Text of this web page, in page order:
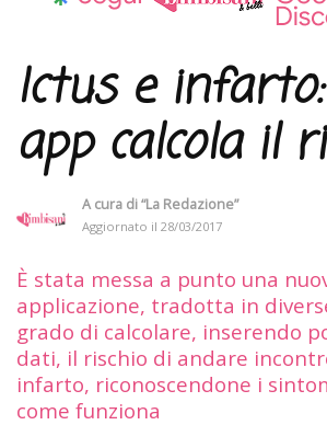
Ictus e
app calcola il
A cura di“La Redazione”
Aggiornato il 28/03/2017
È stata messa a punto una
applicazione, tradotta in
grado di calcolare, inserendo
dati, il rischio di andare
infarto, riconoscendone i
come funziona